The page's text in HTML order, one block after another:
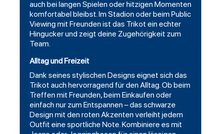
auch bei langen Spielen oder hitzigen Momenten
komfortabel bleibst. Im Stadion oder beim Public
Viewing mit Freunden ist das Trikot ein echter
Hingucker und zeigt deine Zugehörigkeit zum
Team.
Alltag und Freizeit
Dank seines stylischen Designs eignet sich das
Trikot auch hervorragend für den Alltag. Ob beim
Treffen mit Freunden, beim Einkaufen oder
einfach nur zum Entspannen – das schwarze
Design mit den roten Akzenten verleiht jedem
Outfit eine sportliche Note. Kombiniere es mit